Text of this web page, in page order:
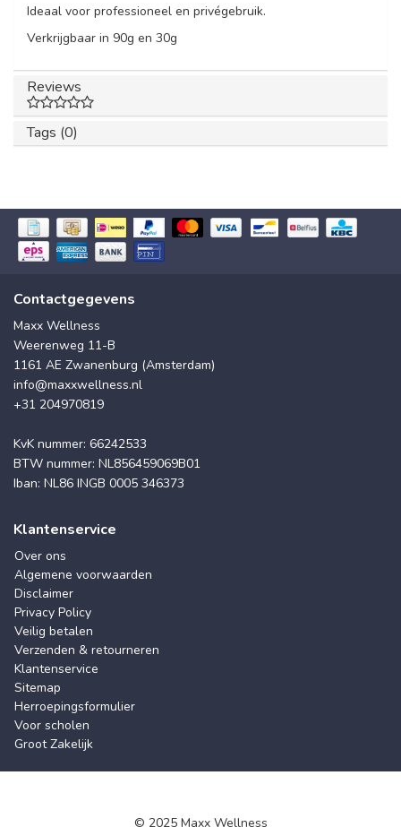
Ideaal voor professioneel en privégebruik.
Verkrijgbaar in 90g en 30g
Reviews
Tags (0)
Contactgegevens
Maxx Wellness
Weerenweg 11-B
1161 AE Zwanenburg (Amsterdam)
info@maxxwellness.nl
+31 204970819
KvK nummer: 66242533
BTW nummer: NL856459069B01
Iban: NL86 INGB 0005 346373
Klantenservice
Over ons
Algemene voorwaarden
Disclaimer
Privacy Policy
Veilig betalen
Verzenden & retourneren
Klantenservice
Sitemap
Herroepingsformulier
Voor scholen
Groot Zakelijk
© 2025 Maxx Wellness